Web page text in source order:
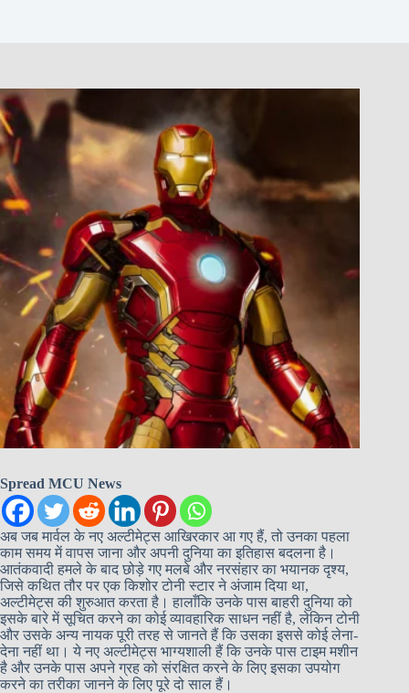
Spread MCU News
अब जब मार्वल के नए अल्टीमेट्स आखिरकार आ गए हैं, तो उनका पहला
काम समय में वापस जाना और अपनी दुनिया का इतिहास बदलना है।
आतंकवादी हमले के बाद छोड़े गए मलबे और नरसंहार का भयानक दृश्य,
जिसे कथित तौर पर एक किशोर टोनी स्टार ने अंजाम दिया था,
अल्टीमेट्स की शुरुआत करता है। हालाँकि उनके पास बाहरी दुनिया को
इसके बारे में सूचित करने का कोई व्यावहारिक साधन नहीं है, लेकिन टोनी
और उसके अन्य नायक पूरी तरह से जानते हैं कि उसका इससे कोई लेना-
देना नहीं था। ये नए अल्टीमेट्स भाग्यशाली हैं कि उनके पास टाइम मशीन
है और उनके पास अपने ग्रह को संरक्षित करने के लिए इसका उपयोग
करने का तरीका जानने के लिए पूरे दो साल हैं।